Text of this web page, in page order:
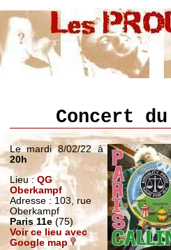
Concert
Le mardi 8/02/22 à
20h
Lieu : QG
Oberkampf
Adresse : 103, rue
Oberkampf
Paris 11e(75)
Voir ce lieu avec
Google map